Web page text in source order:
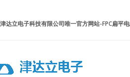
立电子科技有限公司唯一官方网站-FPC扁平电